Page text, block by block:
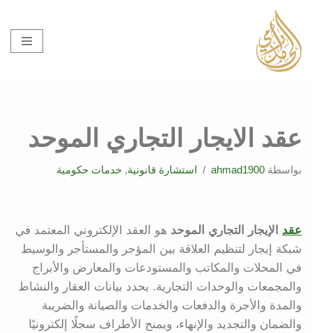
تخطى
إلى
المحتوى
عقد الايجار التجاري الموحد
بواسطة ahmad1900 استشارة قانونية, خدمات حكومية
عقد الإيجار التجاري الموحد هو العقد الإلكتروني المعتمد في
شبكة إيجار لتنظيم العلاقة بين المؤجر والمستأجر والوسيط
في المحلات والمكاتب والمستودعات والمعارض والأبراج
والمجمعات والوحدات التجارية. يحدد بيانات العقار والنشاط
والمدة والأجرة والدفعات والخدمات والصيانة والضريبة
والضمان والتجديد والإنهاء، ويمنح الأطراف سجلًا إلكترونيًا